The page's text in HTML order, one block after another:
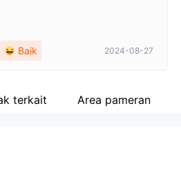
Baik 2024-08-27
terkait Area pameran